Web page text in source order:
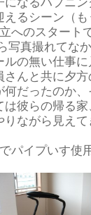
るシーン（
へのスタート
写真撮れてな
の無い仕事に
んと共に夕
だったのか
彼らの帰る
りながら見え
パイプいす使